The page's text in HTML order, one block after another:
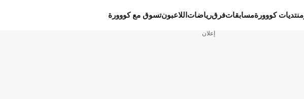
منتديات كووورةمسابقاتفرقرياضات اللاعبونتسوق مع كووورة
إعلان